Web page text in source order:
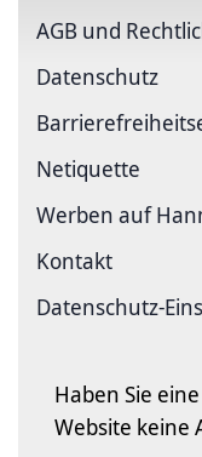
AGB und
Datenschutz
Netiquette
Werben auf
Kontakt
Datenschutz-
Haben Sie
Website keine